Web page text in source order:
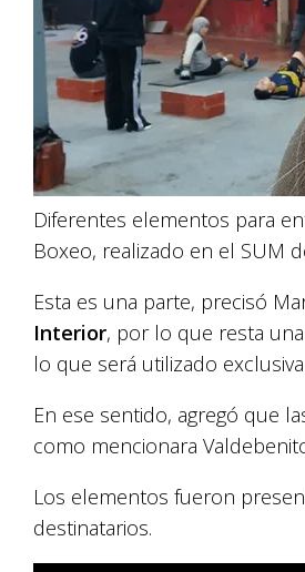
Diferentes elementos para
Boxeo, realizado en el SUM
Esta es una parte, precisó
Interior, por lo que resta
lo que será utilizado
En ese sentido, agregó que
como mencionara
Los elementos fueron
destinatarios.